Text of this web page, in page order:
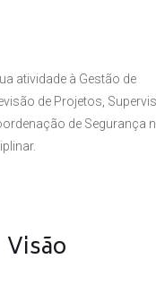
atividade à Gestão de
de Projetos,
de Segurança
Visão